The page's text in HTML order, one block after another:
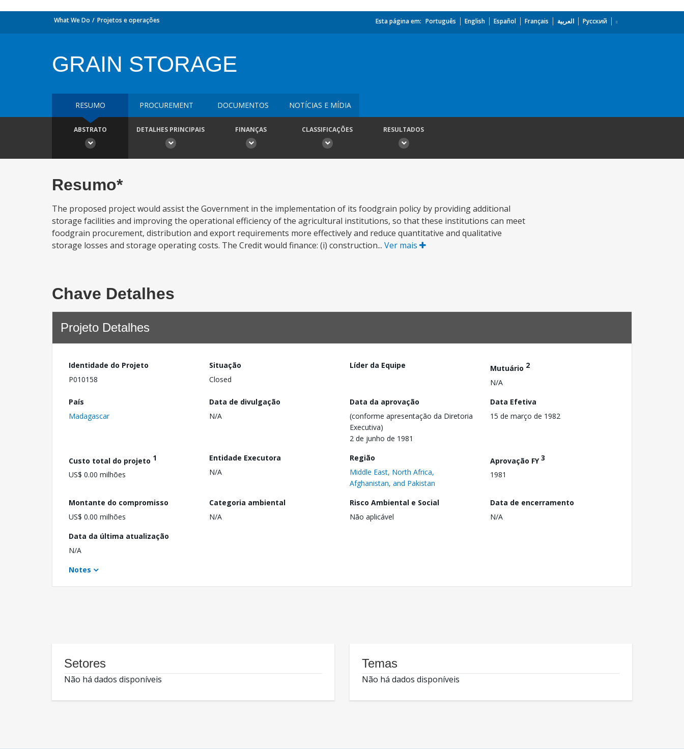
What We Do Projetos e operações Esta página em: Português English Español Français العربية Русский
GRAIN STORAGE
RESUMO PROCUREMENT DOCUMENTOS NOTÍCIAS E MÍDIA
ABSTRATO DETALHES PRINCIPAIS FINANÇAS CLASSIFICAÇÕES RESULTADOS
Resumo*
The proposed project would assist the Government in the implementation of its foodgrain policy by providing additional
storage facilities and improving the operational efficiency of the agricultural institutions, so that these institutions can meet
foodgrain procurement, distribution and export requirements more effectively and reduce quantitative and qualitative
storage losses and storage operating costs. The Credit would finance: (i) construction... Ver mais
Chave Detalhes
Projeto Detalhes
Identidade do Projeto
P010158
Situação
Closed
Líder da Equipe Mutuário 2
N/A
País
Madagascar
Data de divulgação
N/A
Data da aprovação
(conforme apresentação da Diretoria
Executiva)
2 de junho de 1981
Data Efetiva
15 de março de 1982
Custo total do projeto 1
US$ 0.00 milhões
Entidade Executora
N/A
Região
Middle East, North Africa,
Afghanistan, and Pakistan
Aprovação FY3
1981
Montante do compromisso
US$ 0.00 milhões
Categoria ambiental
N/A
Risco Ambiental e Social
Não aplicável
Data de encerramento
N/A
Data da última atualização
N/A
Notes
Setores
Não há dados disponíveis
Temas
Não há dados disponíveis